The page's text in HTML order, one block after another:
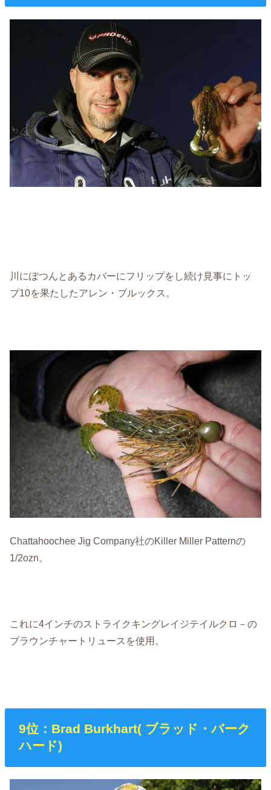
川にぽつんとあるカバーにフリップをし続け見事にトッ
プ10を果たしたアレン・ブルックス。
Chattahoochee Jig Company社のKiller Miller Patternの
1/2ozn。
これに4インチのストライクキングレイジテイルクロ－の
ブラウンチャートリュースを使用。
9位：Brad Burkhart( ブラッド・バーク
ハード)